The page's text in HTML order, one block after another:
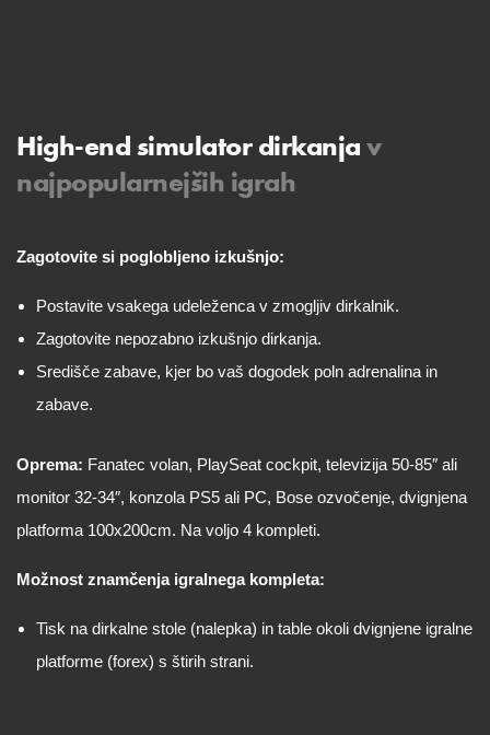
High-end simulator dirkanjav
najpopularnejših igrah
Zagotovite si poglobljeno izkušnjo:
Postavite vsakega udeleženca v zmogljiv dirkalnik.
Zagotovite nepozabno izkušnjo dirkanja.
Središče zabave, kjer bo vaš dogodek poln adrenalina in
zabave.
Oprema: Fanatec volan, PlaySeat cockpit, televizija 50-85″ ali
monitor 32-34″, konzola PS5 ali PC, Bose ozvočenje, dvignjena
platforma 100x200cm. Na voljo 4 kompleti.
Možnost znamčenja igralnega kompleta:
Tisk na dirkalne stole (nalepka) in table okoli dvignjene igralne
platforme (forex) s štirih strani.